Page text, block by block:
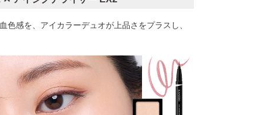
色感を、アイカラーデュオが上品さをプラスし、